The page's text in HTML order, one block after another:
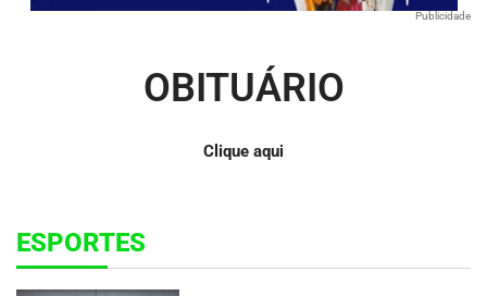
Publicidade
OBITUÁRIO
Clique aqui
ESPORTES